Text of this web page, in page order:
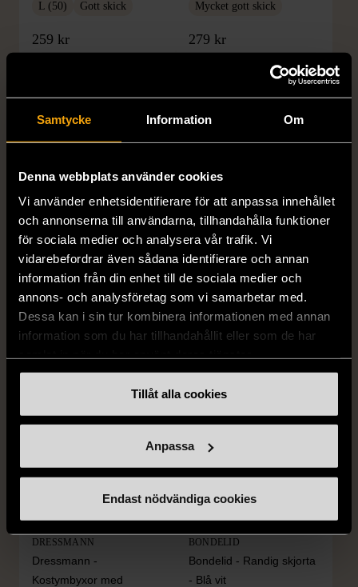
Samtycke Information Om
Denna webbplats använder cookies
Vi använder enhetsidentifierare för att anpassa innehållet
och annonserna till användarna, tillhandahålla funktioner
för sociala medier och analysera vår trafik. Vi
vidarebefordrar även sådana identifierare och annan
information från din enhet till de sociala medier och
annons- och analysföretag som vi samarbetar med.
Dessa kan i sin tur kombinera informationen med annan
information som du har tillhandahållit eller som de har
Tillåt alla cookies
Anpassa
Endast nödvändiga cookies
L (50) Gott skick
259 kr
Mycket gott skick
279 kr
1/5
BY TEESHOPPEN
By TeeShoppen 2-delar
mörkblå kostym
XXL (54) Nytt skick
399 kr
1/5
HILDITCH & KEY
Hilditch & Key linneskjorta
med bröstficka
Mycket gott skick
399 kr
1/5
DRESSMANN
Dressmann -
Kostymbyxor med
1/5
BONDELID
Bondelid - Randig skjorta
- Blå vit